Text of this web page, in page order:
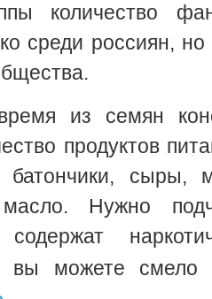
количество
среди россиян, но
из семян
продуктов
батончики, сыры,
масло. Нужно
вы можете